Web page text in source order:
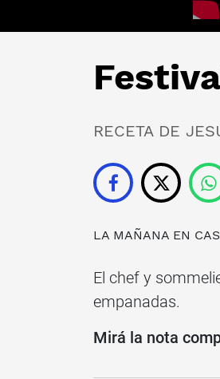
RECETA DE
LA MAÑANA EN
El chef y
empanadas.
Mirá la nota